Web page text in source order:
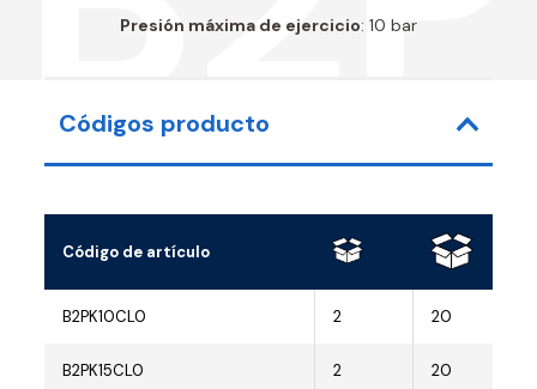
Presión máxima de ejercicio: 10 bar
Códigos producto
Código de artículo
B2PK10CL0 2 20
B2PK15CL0 2 20